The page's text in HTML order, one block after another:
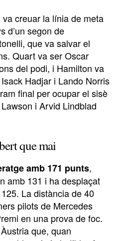
creuar la línia de meta
d’un segon de
que va salvar el
Quart va ser Oscar
del podi, i Hamilton va
Hadjar i Lando Norris
final per ocupar el sisè
i Arvid Lindblad
que mai
amb 171 punts,
amb 131 i ha desplaçat
La distància de 40
pilots de Mercedes
en una prova de foc.
que, quan